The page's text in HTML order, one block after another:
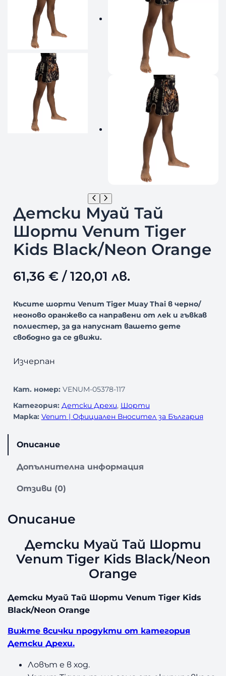
Детски Муай Тай
Шорти Venum Tiger
Kids Black/Neon Orange
61,36 €/ 120,01 лв.
Късите шорти Venum Tiger Muay Thai в черно/
неоново оранжево са направени от лек и гъвкав
полиестер, за да напуснат вашето дете
свободно да се движи.
Изчерпан
Кат. номер: VENUM-05378-117
Категория: Детски Дрехи, Шорти
Марка: Venum | Официален Вносител за България
Описание
Допълнителна информация
Отзиви (0)
Описание
Детски Муай Тай Шорти
Venum Tiger Kids Black/Neon
Orange
Детски Муай Тай Шорти Venum Tiger Kids
Black/Neon Orange
Вижте всички продукти от категория
Детски Дрехи.
Ловът е в ход.